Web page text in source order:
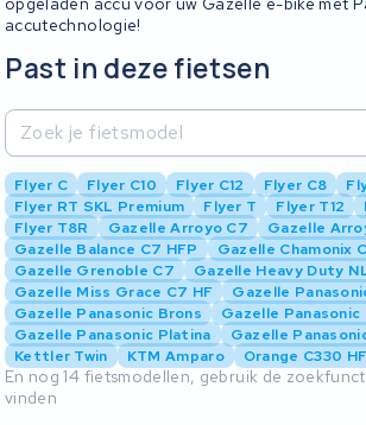
accutechnologie!
Past in deze fietsen
Flyer C Flyer C10 Flyer C12 Flyer C8
Flyer RT SKL Premium
Flyer T Flyer T12
Flyer T8R
Gazelle Arroyo C7
Gazelle
Gazelle Balance C7 HFP
Gazelle Chamonix
Gazelle Grenoble C7
Gazelle Heavy Duty
Gazelle Miss Grace C7 HF
Gazelle
Gazelle Panasonic Brons
Gazelle Panasonic
Gazelle Panasonic Platina
Gazelle
Kettler Twin
KTM Amparo Orange C330 HF
En nog 14 fietsmodellen, gebruik de
vinden